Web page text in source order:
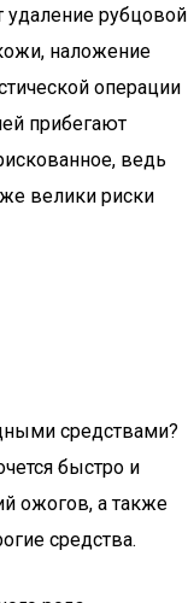
удаление рубцовой
наложение
операции
прибегают
ведь
велики риски
средствами?
быстро и
ожогов, а также
средства.